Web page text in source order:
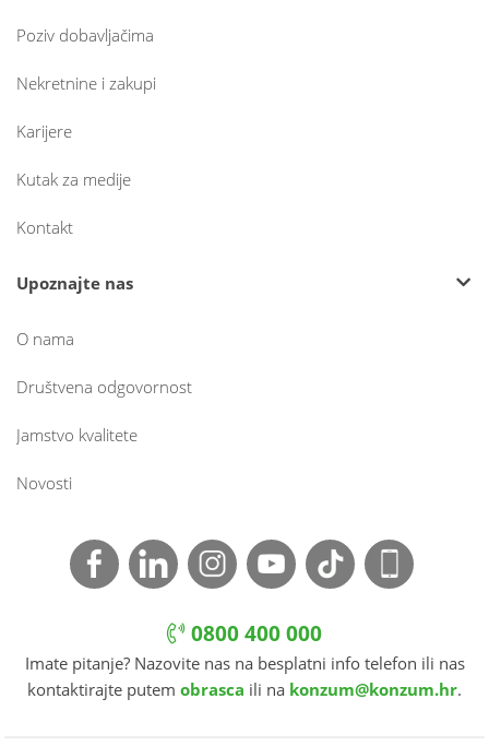
Poziv dobavljačima
Nekretnine i zakupi
Karijere
Kutak za medije
Kontakt
Upoznajte nas
O nama
Društvena odgovornost
Jamstvo kvalitete
Novosti
0800 400 000
Imate pitanje? Nazovite nas na besplatni info telefon ili nas
kontaktirajte putem obrasca ili na konzum@konzum.hr.